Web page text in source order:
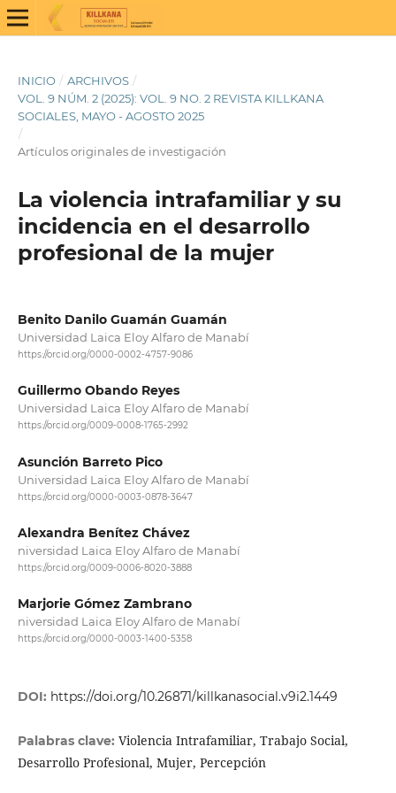
INICIO / ARCHIVOS /
VOL. 9 NÚM. 2 (2025): VOL. 9 NO. 2 REVISTA KILLKANA
SOCIALES, MAYO - AGOSTO 2025
/
Artículos originales de investigación
La violencia intrafamiliar y su
incidencia en el desarrollo
profesional de la mujer
Benito Danilo Guamán Guamán
Universidad Laica Eloy Alfaro de Manabí
https://orcid.org/0000-0002-4757-9086
Guillermo Obando Reyes
Universidad Laica Eloy Alfaro de Manabí
https://orcid.org/0009-0008-1765-2992
Asunción Barreto Pico
Universidad Laica Eloy Alfaro de Manabí
https://orcid.org/0000-0003-0878-3647
Alexandra Benítez Chávez
niversidad Laica Eloy Alfaro de Manabí
https://orcid.org/0009-0006-8020-3888
Marjorie Gómez Zambrano
niversidad Laica Eloy Alfaro de Manabí
https://orcid.org/0000-0003-1400-5358
DOI: https://doi.org/10.26871/killkanasocial.v9i2.1449
Palabras clave: Violencia Intrafamiliar, Trabajo Social,
Desarrollo Profesional, Mujer, Percepción